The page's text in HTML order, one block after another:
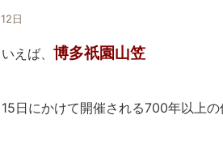
日
えば、 博多祇園山笠
日にかけて開催される700年以上の